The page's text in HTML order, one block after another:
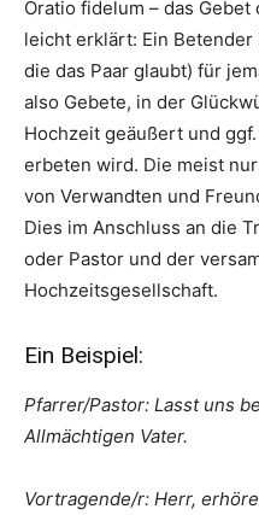
Oratio fidelum – das
leicht erklärt: Ein
die das Paar glaubt) für
also Gebete, in der
Hochzeit geäußert und
erbeten wird. Die meist
von Verwandten und
Dies im Anschluss an die
oder Pastor und der
Hochzeitsgesellschaft.
Ein Beispiel:
Pfarrer/Pastor: Lasst uns
Allmächtigen Vater.
Vortragende/r: Herr,